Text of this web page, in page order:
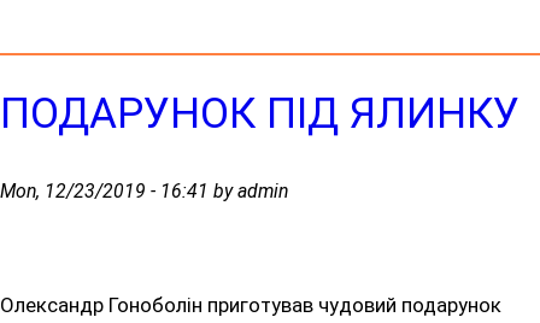
ПОДАРУНОК ПІД ЯЛИНКУ
Mon, 12/23/2019 - 16:41 by admin
Олександр Гоноболін приготував чудовий подарунок